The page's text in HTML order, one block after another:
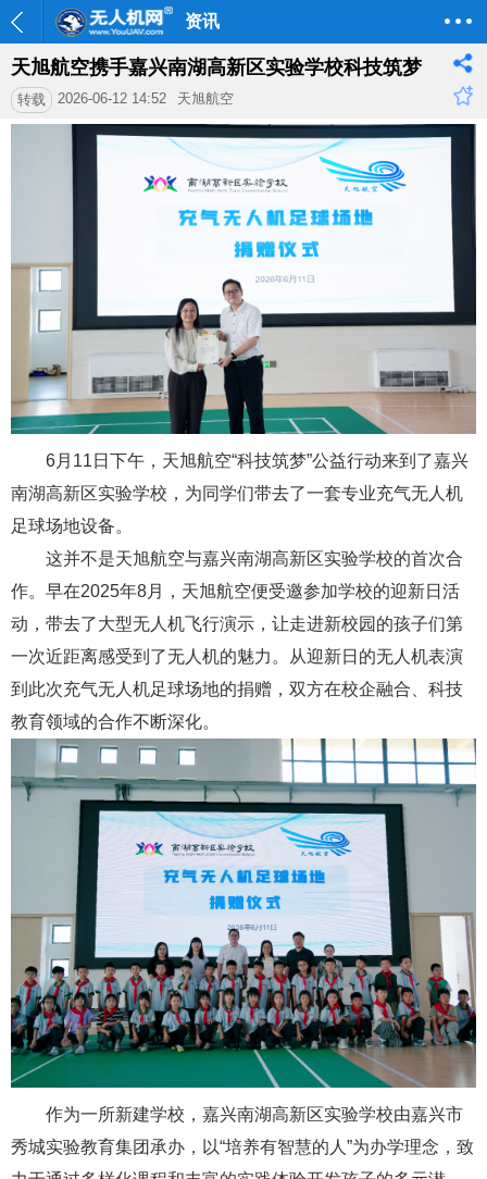
资讯
天旭航空携手嘉兴南湖高新区实验学校科技筑梦
转载 2026-06-12 14:52 天旭航空
6月11日下午，天旭航空“科技筑梦”公益行动来到了嘉兴
南湖高新区实验学校，为同学们带去了一套专业充气无人机
足球场地设备。
这并不是天旭航空与嘉兴南湖高新区实验学校的首次合
作。早在2025年8月，天旭航空便受邀参加学校的迎新日活
动，带去了大型无人机飞行演示，让走进新校园的孩子们第
一次近距离感受到了无人机的魅力。从迎新日的无人机表演
到此次充气无人机足球场地的捐赠，双方在校企融合、科技
教育领域的合作不断深化。
作为一所新建学校，嘉兴南湖高新区实验学校由嘉兴市
秀城实验教育集团承办，以“培养有智慧的人”为办学理念，致